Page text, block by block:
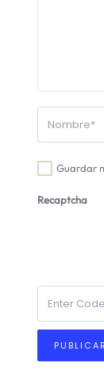
Guardar
Recaptcha